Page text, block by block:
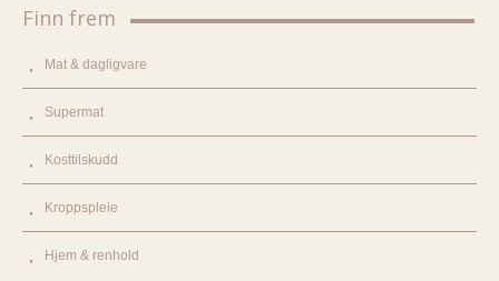
Finn frem
Mat & dagligvare
Supermat
Kosttilskudd
Kroppspleie
Hjem & renhold